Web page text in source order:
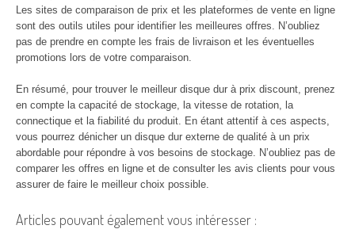
Les sites de comparaison de prix et les plateformes de vente en ligne
sont des outils utiles pour identifier les meilleures offres. N’oubliez
pas de prendre en compte les frais de livraison et les éventuelles
promotions lors de votre comparaison.
En résumé, pour trouver le meilleur disque dur à prix discount, prenez
en compte la capacité de stockage, la vitesse de rotation, la
connectique et la fiabilité du produit. En étant attentif à ces aspects,
vous pourrez dénicher un disque dur externe de qualité à un prix
abordable pour répondre à vos besoins de stockage. N’oubliez pas de
comparer les offres en ligne et de consulter les avis clients pour vous
assurer de faire le meilleur choix possible.
Articles pouvant également vous intéresser :